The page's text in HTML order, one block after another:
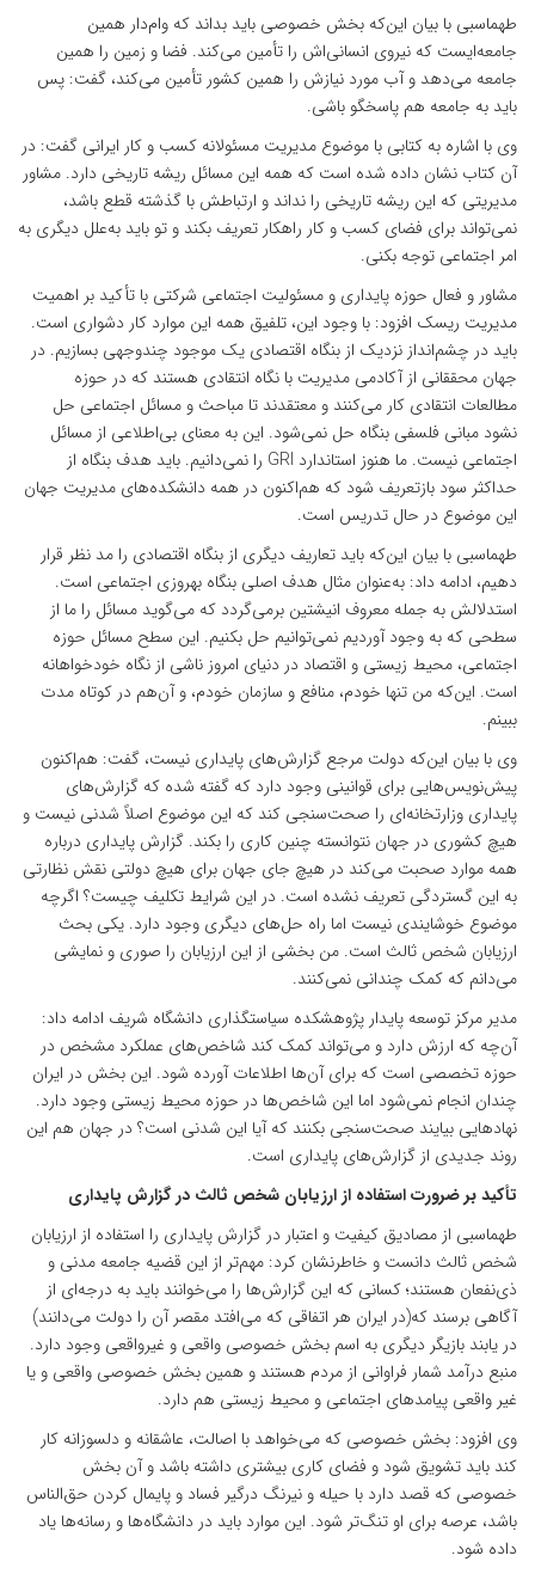
طهماسبی با بیان این‌که بخش خصوصی باید بداند که وام‌دار همین
جامعه‌ایست که نیروی انسانی‌اش را تأمین می‌کند. فضا و زمین را همین
جامعه می‌دهد و آب مورد نیازش را همین کشور تأمین می‌کند، گفت: پس
باید به جامعه هم پاسخگو باشی.
وی با اشاره به کتابی با موضوع مدیریت مسئولانه کسب و کار ایرانی گفت: در
آن کتاب نشان داده شده است که همه این مسائل ریشه تاریخی دارد. مشاور
مدیریتی که این ریشه تاریخی را نداند و ارتباطش با گذشته قطع باشد،
نمی‌تواند برای فضای کسب و کار راهکار تعریف بکند و تو باید به‌علل دیگری به
امر اجتماعی توجه بکنی.
مشاور و فعال حوزه پایداری و مسئولیت اجتماعی شرکتی با تأکید بر اهمیت
مدیریت ریسک افزود: با وجود این، تلفیق همه این موارد کار دشواری است.
باید در چشم‌انداز نزدیک از بنگاه اقتصادی یک موجود چندوجهی بسازیم. در
جهان محققانی از آکادمی مدیریت با نگاه انتقادی هستند که در حوزه
مطالعات انتقادی کار می‌کنند و معتقدند تا مباحث و مسائل اجتماعی حل
نشود مبانی فلسفی بنگاه حل نمی‌شود. این به معنای بی‌اطلاعی از مسائل
اجتماعی نیست. ما هنوز استاندارد GRI را نمی‌دانیم. باید هدف بنگاه از
حداکثر سود بازتعریف شود که هم‌اکنون در همه دانشکده‌های مدیریت جهان
این موضوع در حال تدریس است.
طهماسبی با بیان این‌که باید تعاریف دیگری از بنگاه اقتصادی را مد نظر قرار
دهیم، ادامه داد: به‌عنوان مثال هدف اصلی بنگاه بهروزی اجتماعی است.
استدلالش به جمله معروف انیشتین برمی‌گردد که می‌گوید مسائل را ما از
سطحی که به وجود آوردیم نمی‌توانیم حل بکنیم. این سطح مسائل حوزه
اجتماعی، محیط زیستی و اقتصاد در دنیای امروز ناشی از نگاه خودخواهانه
است. این‌که من تنها خودم، منافع و سازمان خودم، و آن‌هم در کوتاه مدت
ببینم.
وی با بیان این‌که دولت مرجع گزارش‌های پایداری نیست، گفت: هم‌اکنون
پیش‌نویس‌هایی برای قوانینی وجود دارد که گفته شده که گزارش‌های
پایداری وزارتخانه‌ای را صحت‌سنجی کند که این موضوع اصلاً شدنی نیست و
هیچ کشوری در جهان نتوانسته چنین کاری را بکند. گزارش پایداری درباره
همه موارد صحبت می‌کند در هیچ جای جهان برای هیچ دولتی نقش نظارتی
به این گستردگی تعریف نشده است. در این شرایط تکلیف چیست؟ اگرچه
موضوع خوشایندی نیست اما راه حل‌های دیگری وجود دارد. یکی بحث
ارزیابان شخص ثالث است. من بخشی از این ارزیابان را صوری و نمایشی
می‌دانم که کمک چندانی نمی‌کنند.
مدیر مرکز توسعه پایدار پژوهشکده سیاستگذاری دانشگاه شریف ادامه داد:
آن‌چه که ارزش دارد و می‌تواند کمک کند شاخص‌های عملکرد مشخص در
حوزه تخصصی است که برای آن‌ها اطلاعات آورده شود. این بخش در ایران
چندان انجام نمی‌شود اما این شاخص‌ها در حوزه محیط زیستی وجود دارد.
نهادهایی بیایند صحت‌سنجی بکنند که آیا این شدنی است؟ در جهان هم این
روند جدیدی از گزارش‌های پایداری است.
تأکید بر ضرورت استفاده از ارزیابان شخص ثالث در گزارش پایداری
طهماسبی از مصادیق کیفیت و اعتبار در گزارش پایداری را استفاده از ارزیابان
شخص ثالث دانست و خاطرنشان کرد: مهم‌تر از این قضیه جامعه مدنی و
ذی‌نفعان هستند؛ کسانی که این گزارش‌ها را می‌خوانند باید به درجه‌ای از
آگاهی برسند که(در ایران هر اتفاقی که می‌افتد مقصر آن را دولت می‌دانند)
در یابند بازیگر دیگری به اسم بخش خصوصی واقعی و غیرواقعی وجود دارد.
منبع درآمد شمار فراوانی از مردم هستند و همین بخش خصوصی واقعی و یا
غیر واقعی پیامدهای اجتماعی و محیط زیستی هم دارد.
وی افزود: بخش خصوصی که می‌خواهد با اصالت، عاشقانه و دلسوزانه کار
کند باید تشویق شود و فضای کاری بیشتری داشته باشد و آن بخش
خصوصی که قصد دارد با حیله و نیرنگ درگیر فساد و پایمال کردن حق‌الناس
باشد، عرصه برای او تنگ‌تر شود. این موارد باید در دانشگاه‌ها و رسانه‌ها یاد
داده شود.